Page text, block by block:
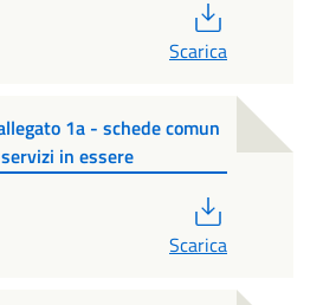
Scarica
1a - schede comun
in essere
Scarica